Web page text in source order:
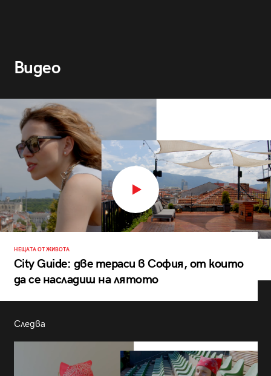
Видео
НЕЩАТА ОТ ЖИВОТА
City Guide: две тераси в София, от които
да се насладиш на лятото
Следва